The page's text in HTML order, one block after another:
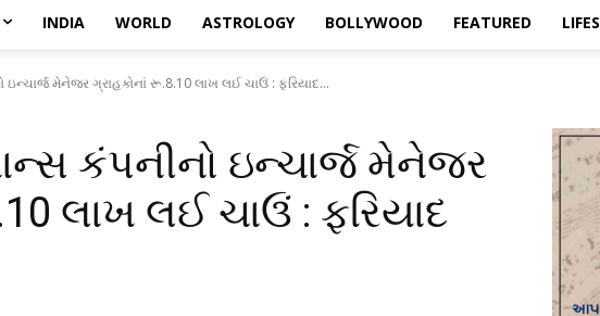
INDIA WORLD ASTROLOGY BOLLYWOOD FEATURED
ઇન્ચાર્જ મેનેજર ગ્રાહકોનાં રૂ.8.10 લાખ લઈ ચાઉં : ફરિયાદ...
કંપનીનો ઇન્ચાર્જ મેનેજર
લાખ લઈ ચાઉં : ફરિયાદ